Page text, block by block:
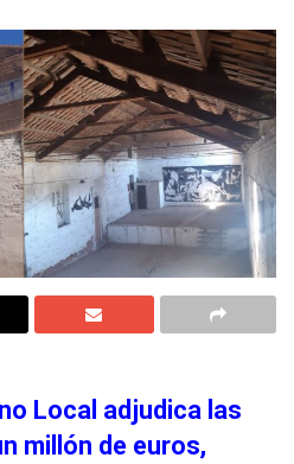
Local adjudica las
millón de euros,